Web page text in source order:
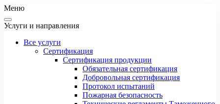
Меню
Услуги и направления
Все услуги
Сертификация
Сертификация продукции
Обязательная сертификация
Добровольная сертификация
Протокол испытаний
Пожарная безопасность